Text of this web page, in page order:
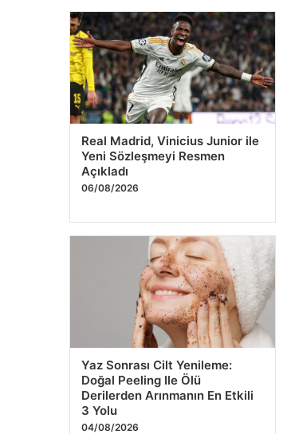
Real Madrid, Vinicius Junior ile
Yeni Sözleşmeyi Resmen
Açıkladı
06/08/2026
Yaz Sonrası Cilt Yenileme:
Doğal Peeling Ile Ölü
Derilerden Arınmanın En Etkili
3 Yolu
04/08/2026